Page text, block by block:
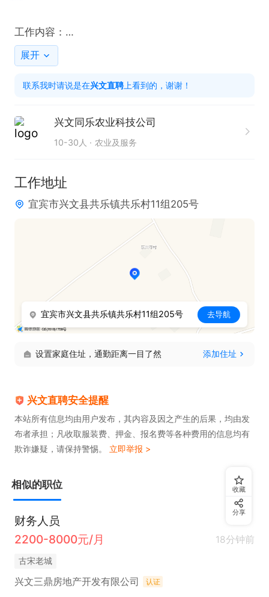
工作内容：
1、完成日常账务处理，包括凭证录入、审核、装订，
确保账目清晰、数据准确。
2、负责公司往来账款核对、应收应付台账管理，跟
据，保障财务流程合规。
3、完成税务申报、报表编制、财务档案归档等工
行现金管理制度，做到日清月结、账实相符，银行账
户管理、网银操作、票据保管，办理银行对账、转账
4、完成领导交办的其他财务相关工作，工作细致严
5、试用期一个月，试用期工资4000，买社保。
欢迎求职者咨询，联系我时，请说是在兴文直聘上看
展开
联系我时请说是在兴文直聘 上看到的，谢谢！
兴文同乐农业科技公司
10-30人 农业及服务
工作地址
宜宾市兴文县共乐镇共乐村11组205号
宜宾市兴文县共乐镇共乐村11组205号 去导航
设置家庭住址，通勤距离一目了然 添加住址
兴文直聘安全提醒
本站所有信息均由用户发布，其内容及因之产生的后果，均由发
布者承担；凡收取服装费、押金、报名费等各种费用的信息均有
欺诈嫌疑，请保持警惕。 立即举报 >
相似的职位
财务人员
2200-8000元/月
18分钟前
古宋老城
兴文三鼎房地产开发有限公司 认证
收藏
分享